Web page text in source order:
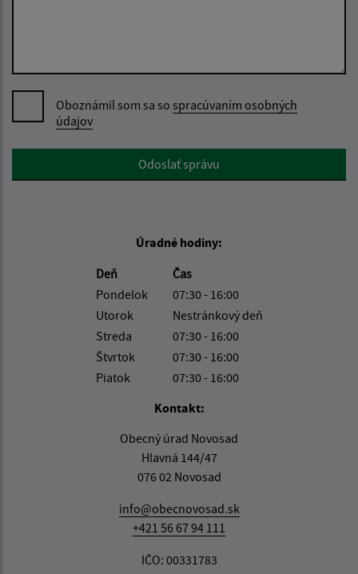
Oboznámil som sa so spracúvaním osobných
údajov
Google reCaptcha ResponseOdoslať správu
Úradné hodiny:
Deň
Čas
Pondelok
07:30 - 16:00
Utorok
Nestránkový deň
Streda
07:30 - 16:00
Štvrtok
07:30 - 16:00
Piatok
07:30 - 16:00
Kontakt:
Obecný úrad Novosad
Hlavná 144/47
076 02 Novosad
info@obecnovosad.sk
+421 56 67 94 111
IČO: 00331783